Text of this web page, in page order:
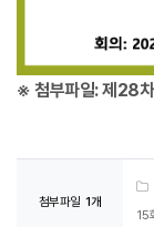
※ 첨부파일: 제28
첨부파일 1개
15